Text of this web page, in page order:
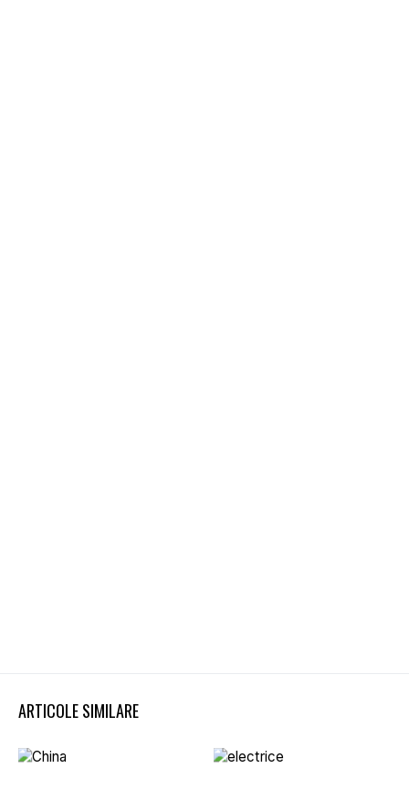
ARTICOLE SIMILARE